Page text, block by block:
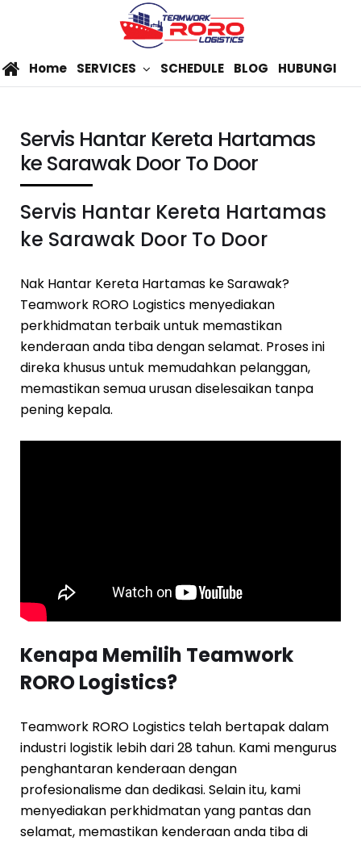
Home SERVICES SCHEDULE BLOG HUBUNGI
Servis Hantar Kereta Hartamas
ke Sarawak Door To Door
Servis Hantar Kereta Hartamas
ke Sarawak Door To Door
Nak Hantar Kereta Hartamas ke Sarawak?
Teamwork RORO Logistics menyediakan
perkhidmatan terbaik untuk memastikan
kenderaan anda tiba dengan selamat. Proses ini
direka khusus untuk memudahkan pelanggan,
memastikan semua urusan diselesaikan tanpa
pening kepala.
Kenapa Memilih Teamwork
RORO Logistics?
Teamwork RORO Logistics telah bertapak dalam
industri logistik lebih dari 28 tahun. Kami mengurus
penghantaran kenderaan dengan
profesionalisme dan dedikasi. Selain itu, kami
menyediakan perkhidmatan yang pantas dan
selamat, memastikan kenderaan anda tiba di